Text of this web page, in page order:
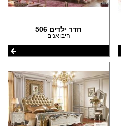
חדר ילדים 506
היבואנים